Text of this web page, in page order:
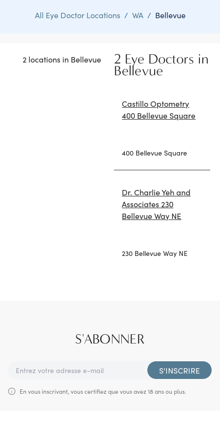
All Eye Doctor Locations / WA / Bellevue
2 locations in Bellevue 2 Eye Doctors in
Bellevue
Castillo Optometry
400 Bellevue Square
400 Bellevue Square
Dr. Charlie Yeh and
Associates 230
Bellevue Way NE
230 Bellevue Way NE
S'ABONNER
S'INSCRIRE
En vous inscrivant, vous certifiez que vous avez 18 ans ou plus.